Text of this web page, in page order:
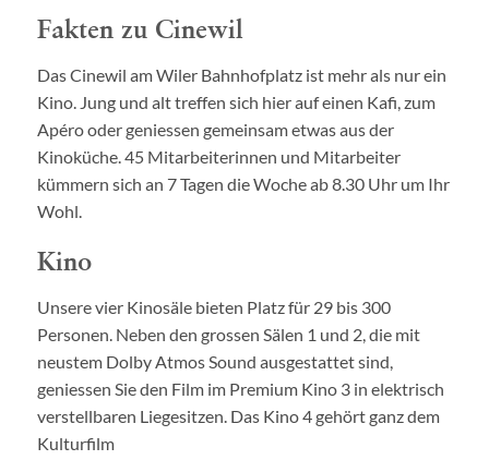
Fakten zu Cinewil
Das Cinewil am Wiler Bahnhofplatz ist mehr als nur ein
Kino. Jung und alt treffen sich hier auf einen Kafi, zum
Apéro oder geniessen gemeinsam etwas aus der
Kinoküche. 45 Mitarbeiterinnen und Mitarbeiter
kümmern sich an 7 Tagen die Woche ab 8.30 Uhr um Ihr
Wohl.
Kino
Unsere vier Kinosäle bieten Platz für 29 bis 300
Personen. Neben den grossen Sälen 1 und 2, die mit
neustem Dolby Atmos Sound ausgestattet sind,
geniessen Sie den Film im Premium Kino 3 in elektrisch
verstellbaren Liegesitzen. Das Kino 4 gehört ganz dem
Kulturfilm